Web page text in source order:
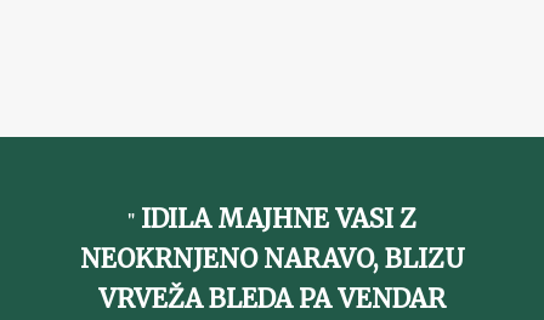
IDILA MAJHNE VASI Z
NEOKRNJENO NARAVO, BLIZU
VRVEŽA BLEDA PA VENDAR